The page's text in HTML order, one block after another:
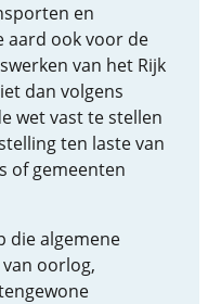
en
aard ook voor de
van het Rijk
dan volgens
wet vast te stellen
ten laste van
of gemeenten
die algemene
oorlog,